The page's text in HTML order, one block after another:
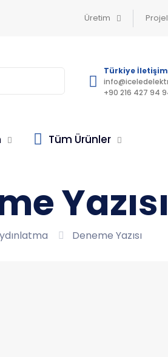
Üretim
Türkiye İletişim
+90 216 427 94
Tüm Ürünler
Yazısı
Deneme Yazısı